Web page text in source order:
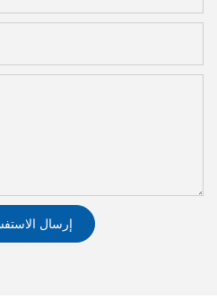
إرسال